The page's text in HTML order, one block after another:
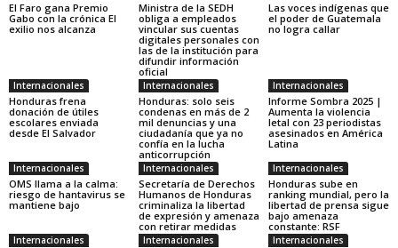
El Faro gana Premio
Gabo con la crónica El
exilio nos alcanza
Ministra de la SEDH
obliga a empleados
vincular sus cuentas
digitales personales con
las de la institución para
difundir información
oficial
Las voces indígenas que
el poder de Guatemala
no logra callar
Internacionales
Honduras frena
donación de útiles
escolares enviada
desde El Salvador
Internacionales
Honduras: solo seis
condenas en más de 2
mil denuncias y una
ciudadanía que ya no
confía en la lucha
anticorrupción
Internacionales
Informe Sombra 2025 |
Aumenta la violencia
letal con 23 periodistas
asesinados en América
Latina
Internacionales
OMS llama a la calma:
riesgo de hantavirus se
mantiene bajo
Internacionales
Secretaría de Derechos
Humanos de Honduras
criminaliza la libertad
de expresión y amenaza
con retirar medidas
Internacionales
Honduras sube en
ranking mundial, pero la
libertad de prensa sigue
bajo amenaza
constante: RSF
Internacionales Internacionales Internacionales